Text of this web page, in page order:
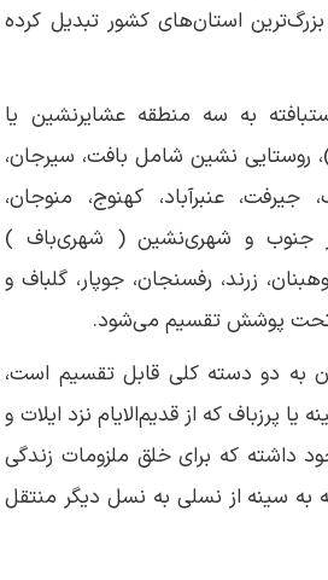
بزرگ‌ترین استان‌های کشور تبدیل کرده
به سه منطقه عشایرنشین یا
روستایی نشین شامل بافت، سیرجان،
جیرفت، عنبرآباد، کهنوج، منوجان،
جنوب و شهری‌نشین ( شهری‌باف )
زرند، رفسنجان، جوپار، گلباف و
تحت پوشش تقسیم می‌شود.
به دو دسته کلی قابل تقسیم است،
پرزباف که از قدیم‌الایام نزد ایلات و
داشته که برای خلق ملزومات زندگی
به سینه از نسلی به نسل دیگر منتقل